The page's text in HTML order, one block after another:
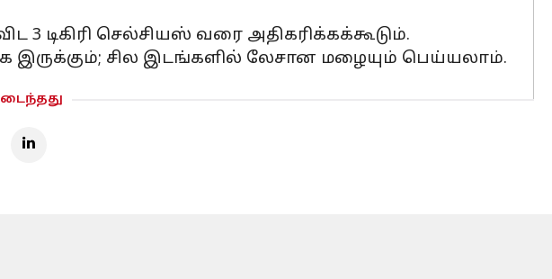
டிகிரி செல்சியஸ் வரை அதிகரிக்கக்கூடும்.
இருக்கும்; சில இடங்களில் லேசான மழையும் பெய்யலாம்.